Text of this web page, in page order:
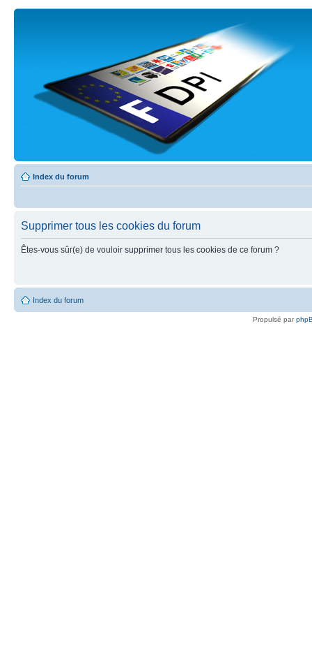
Index du forum
Supprimer tous les cookies du forum
Êtes-vous sûr(e) de vouloir supprimer tous les cookies de ce forum ?
Index du forum
Propulsé par